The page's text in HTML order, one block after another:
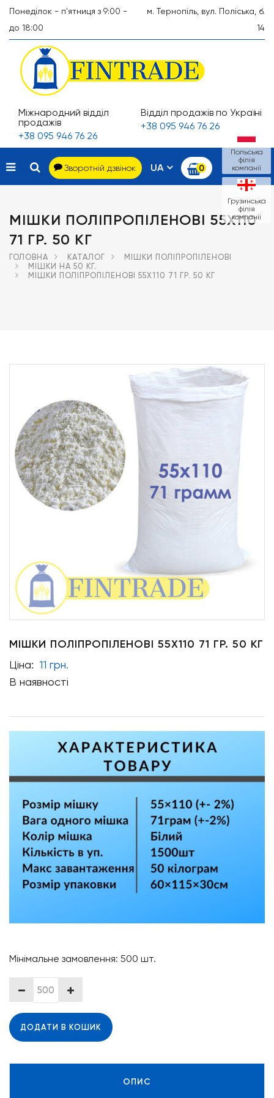
Польська
філія
компанії
Грузинська
філія
компанії
Понеділок - п'ятниця з 9:00 -
до 18:00
м. Тернопіль, вул. Поліська, б.
14
Міжнародний відділ
продажів
+38 095 946 76 26
Відділ продажів по Україні
+38 095 946 76 26
Зворотній дзвінок UA 0
МІШКИ ПОЛІПРОПІЛЕНОВІ 55Х110
71 ГР. 50 КГ
ГОЛОВНА КАТАЛОГ
МІШКИ ПОЛІПРОПІЛЕНОВІ
МІШКИ НА 50 КГ.
МІШКИ ПОЛІПРОПІЛЕНОВІ 55Х110 71 ГР. 50 КГ
МІШКИ ПОЛІПРОПІЛЕНОВІ 55Х110 71 ГР. 50 КГ
Ціна: 11 грн.
В наявності
Мінімальне замовлення: 500 шт.
ДОДАТИ В КОШИК
ОПИС